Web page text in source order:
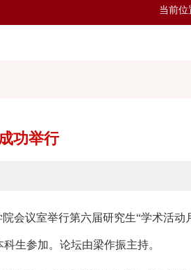
当前位
功举行
会议室举行第六届研究生“学术活动
生参加。论坛由梁作振主持。